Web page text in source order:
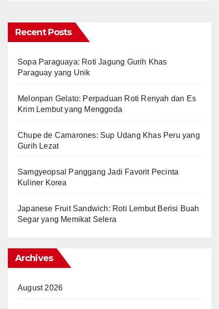
Recent Posts
Sopa Paraguaya: Roti Jagung Gurih Khas
Paraguay yang Unik
Melonpan Gelato: Perpaduan Roti Renyah dan Es
Krim Lembut yang Menggoda
Chupe de Camarones: Sup Udang Khas Peru yang
Gurih Lezat
Samgyeopsal Panggang Jadi Favorit Pecinta
Kuliner Korea
Japanese Fruit Sandwich: Roti Lembut Berisi Buah
Segar yang Memikat Selera
Archives
August 2026